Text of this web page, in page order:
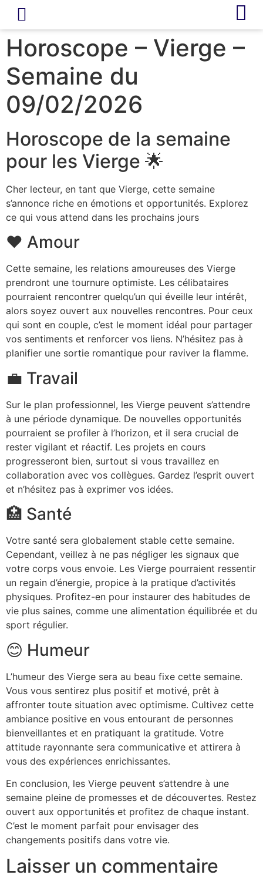
Horoscope – Vierge –
Semaine du
09/02/2026
Horoscope de la semaine
pour les Vierge 🌟
Cher lecteur, en tant que Vierge, cette semaine
s’annonce riche en émotions et opportunités. Explorez
ce qui vous attend dans les prochains jours
❤️ Amour
Cette semaine, les relations amoureuses des Vierge
prendront une tournure optimiste. Les célibataires
pourraient rencontrer quelqu’un qui éveille leur intérêt,
alors soyez ouvert aux nouvelles rencontres. Pour ceux
qui sont en couple, c’est le moment idéal pour partager
vos sentiments et renforcer vos liens. N’hésitez pas à
planifier une sortie romantique pour raviver la flamme.
💼 Travail
Sur le plan professionnel, les Vierge peuvent s’attendre
à une période dynamique. De nouvelles opportunités
pourraient se profiler à l’horizon, et il sera crucial de
rester vigilant et réactif. Les projets en cours
progresseront bien, surtout si vous travaillez en
collaboration avec vos collègues. Gardez l’esprit ouvert
et n’hésitez pas à exprimer vos idées.
🏥 Santé
Votre santé sera globalement stable cette semaine.
Cependant, veillez à ne pas négliger les signaux que
votre corps vous envoie. Les Vierge pourraient ressentir
un regain d’énergie, propice à la pratique d’activités
physiques. Profitez-en pour instaurer des habitudes de
vie plus saines, comme une alimentation équilibrée et du
sport régulier.
😊 Humeur
L’humeur des Vierge sera au beau fixe cette semaine.
Vous vous sentirez plus positif et motivé, prêt à
affronter toute situation avec optimisme. Cultivez cette
ambiance positive en vous entourant de personnes
bienveillantes et en pratiquant la gratitude. Votre
attitude rayonnante sera communicative et attirera à
vous des expériences enrichissantes.
En conclusion, les Vierge peuvent s’attendre à une
semaine pleine de promesses et de découvertes. Restez
ouvert aux opportunités et profitez de chaque instant.
C’est le moment parfait pour envisager des
changements positifs dans votre vie.
Laisser un commentaire